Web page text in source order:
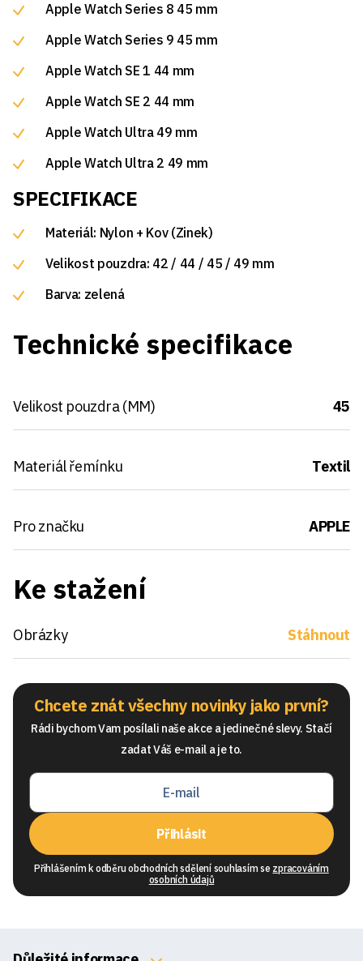
Apple Watch Series 8 45 mm
Apple Watch Series 9 45 mm
Apple Watch SE 1 44 mm
Apple Watch SE 2 44 mm
Apple Watch Ultra 49 mm
Apple Watch Ultra 2 49 mm
SPECIFIKACE
Materiál: Nylon + Kov (Zinek)
Velikost pouzdra: 42 / 44 / 45 / 49 mm
Barva: zelená
Technické specifikace
Velikost pouzdra (MM) 45
Materiál řemínku Textil
Pro značku APPLE
Ke stažení
Obrázky Stáhnout
Chcete znát všechny novinky jako první?
Rádi bychom Vam posílali naše akce a jedinečné slevy. Stačí
zadat Váš e-mail a je to.
Přihlásit
Přihlášením k odběru obchodních sdělení souhlasím se zpracováním
osobních údajů